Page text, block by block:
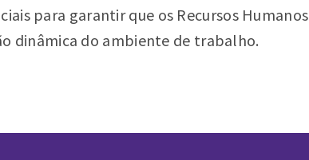
para garantir que os Recursos Humanos
dinâmica do ambiente de trabalho.